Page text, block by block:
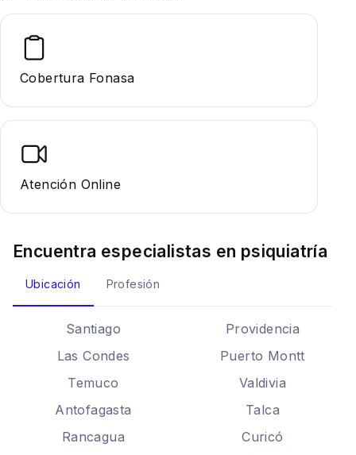
Cobertura Fonasa
Atención Online
Encuentra especialistas en psiquiatría
Ubicación Profesión
Santiago
Providencia
Las Condes
Puerto Montt
Temuco
Valdivia
Antofagasta
Talca
Rancagua
Curicó